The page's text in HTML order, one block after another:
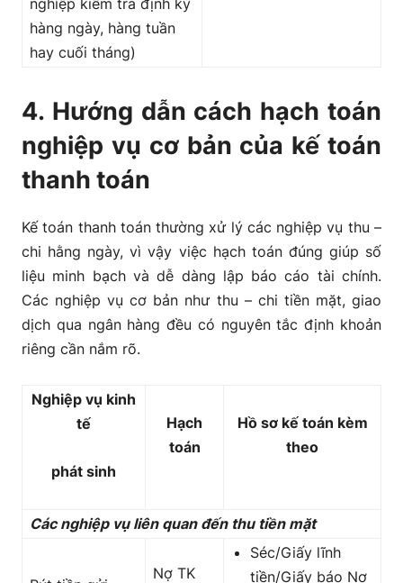
hàng ngày, hàng tuần
hay cuối tháng)
4. Hướng dẫn cách hạch toán
nghiệp vụ cơ bản của kế toán
thanh toán
Kế toán thanh toán thường xử lý các nghiệp vụ thu –
chi hằng ngày, vì vậy việc hạch toán đúng giúp số
liệu minh bạch và dễ dàng lập báo cáo tài chính.
Các nghiệp vụ cơ bản như thu – chi tiền mặt, giao
dịch qua ngân hàng đều có nguyên tắc định khoản
riêng cần nắm rõ.
Nghiệp vụ kinh
tế
phát sinh
Hạch
toán
Hồ sơ kế toán kèm
theo
Các nghiệp vụ liên quan đến thu tiền mặt
Nợ TK
Séc/Giấy lĩnh
tiền/Giấy báo Nợ